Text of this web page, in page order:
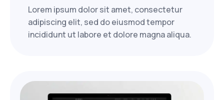
Lorem ipsum dolor sit amet, consectetur
adipiscing elit, sed do eiusmod tempor
incididunt ut labore et dolore magna aliqua.